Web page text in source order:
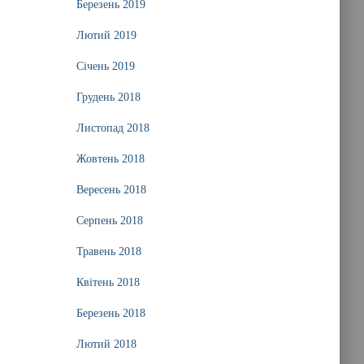
Березень 2019
Лютий 2019
Січень 2019
Грудень 2018
Листопад 2018
Жовтень 2018
Вересень 2018
Серпень 2018
Травень 2018
Квітень 2018
Березень 2018
Лютий 2018